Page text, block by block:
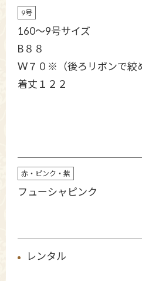
9号
160～9号サイズ
B８８
W７０※（後ろリボンで絞
着丈１２２
赤・ピンク・紫
フューシャピンク
レンタル